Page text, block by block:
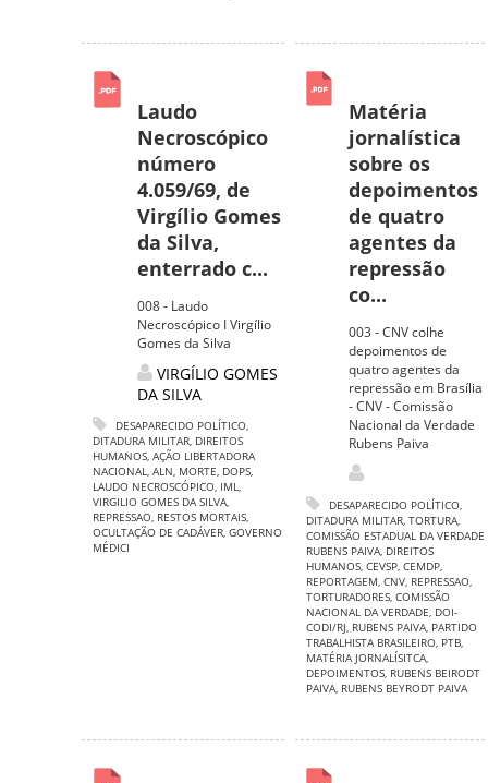
Laudo
Necroscópico
número
4.059/69, de
Virgílio Gomes
da Silva,
enterrado c...
008 - Laudo
Necroscópico I Virgílio
Gomes da Silva
VIRGÍLIO GOMES
DA SILVA
DESAPARECIDO POLÍTICO,
DITADURA MILITAR, DIREITOS
HUMANOS, AÇÃO LIBERTADORA
NACIONAL, ALN, MORTE, DOPS,
LAUDO NECROSCÓPICO, IML,
VIRGILIO GOMES DA SILVA,
REPRESSAO, RESTOS MORTAIS,
OCULTAÇÃO DE CADÁVER, GOVERNO
MÉDICI
Matéria
jornalística
sobre os
depoimentos
de quatro
agentes da
repressão
co...
003 - CNV colhe
depoimentos de
quatro agentes da
repressão em Brasília
- CNV - Comissão
Nacional da Verdade
Rubens Paiva
DESAPARECIDO POLÍTICO,
DITADURA MILITAR, TORTURA,
COMISSÃO ESTADUAL DA VERDADE
RUBENS PAIVA, DIREITOS
HUMANOS, CEVSP, CEMDP,
REPORTAGEM, CNV, REPRESSAO,
TORTURADORES, COMISSÃO
NACIONAL DA VERDADE, DOI-
CODI/RJ, RUBENS PAIVA, PARTIDO
TRABALHISTA BRASILEIRO, PTB,
MATÉRIA JORNALÍSITCA,
DEPOIMENTOS, RUBENS BEIRODT
PAIVA, RUBENS BEYRODT PAIVA